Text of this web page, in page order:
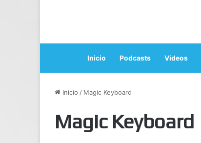
Inicio Podcasts Videos
Inicio / Magic Keyboard
Magic Keyboard